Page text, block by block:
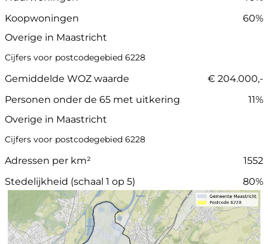
Koopwoningen
60%
Overige in Maastricht
Cijfers voor postcodegebied 6228
Gemiddelde WOZ waarde
€ 204.000,-
Personen onder de 65 met uitkering
11%
Overige in Maastricht
Cijfers voor postcodegebied 6228
Adressen per km²
1552
Stedelijkheid (schaal 1 op 5)
80%